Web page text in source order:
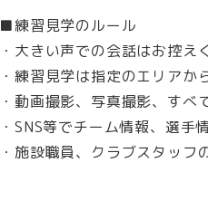
■練習見学のルール
・大きい声での会話はお控え
・練習見学は指定のエリアか
・動画撮影、写真撮影、すべ
・SNS等でチーム情報、選
・施設職員、クラブスタッフ